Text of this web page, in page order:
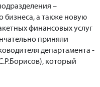
–
бизнеса, а также новую
финансовых услуг
приняли
департамента -
который